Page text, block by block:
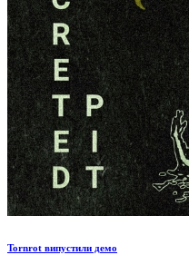
Tornrot випустили демо